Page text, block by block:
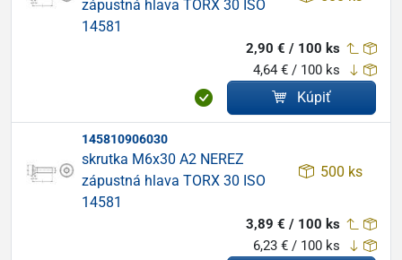
zápustná hlava TORX 30 ISO
14581
2,90 € / 100 ks
4,64 € / 100 ks
Kúpiť
145810906030
skrutka M6x30 A2 NEREZ
zápustná hlava TORX 30 ISO
14581
500 ks
3,89 € / 100 ks
6,23 € / 100 ks